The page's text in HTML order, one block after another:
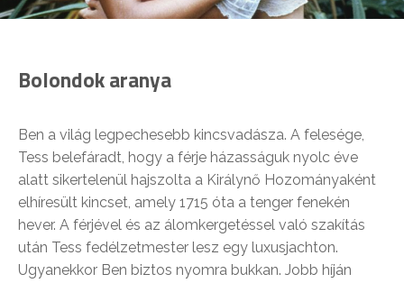
Bolondok aranya
Ben a világ legpechesebb kincsvadásza. A felesége,
Tess belefáradt, hogy a férje házasságuk nyolc éve
alatt sikertelenül hajszolta a Királynő Hozományaként
elhíresült kincset, amely 1715 óta a tenger fenekén
hever. A férjével és az álomkergetéssel való szakítás
után Tess fedélzetmester lesz egy luxusjachton.
Ugyanekkor Ben biztos nyomra bukkan. Jobb híján